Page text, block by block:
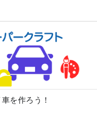
を作ろう！